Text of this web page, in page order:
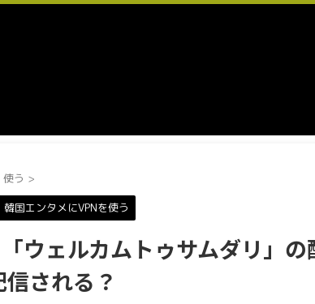
う >
韓国エンタメにVPNを使う
ウェルカムトゥサムダリ」
される？